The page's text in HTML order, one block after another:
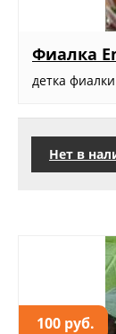
Фиалка
детка фиалки
Нет в
100 руб.